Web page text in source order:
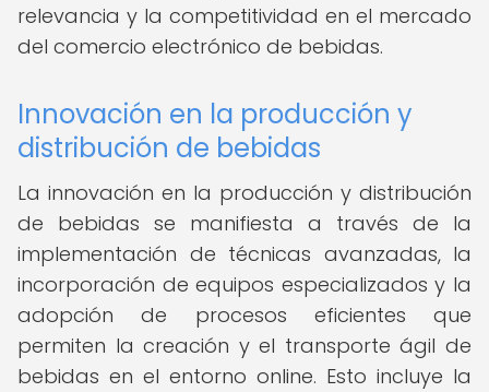
relevancia y la competitividad en el mercado
del comercio electrónico de bebidas.
Innovación en la producción y
distribución de bebidas
La innovación en la producción y distribución
de bebidas se manifiesta a través de la
implementación de técnicas avanzadas, la
incorporación de equipos especializados y la
adopción de procesos eficientes que
permiten la creación y el transporte ágil de
bebidas en el entorno online. Esto incluye la